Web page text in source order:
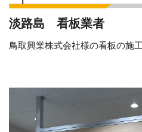
淡路島 看板業者
鳥取興業株式会社様の看板の施